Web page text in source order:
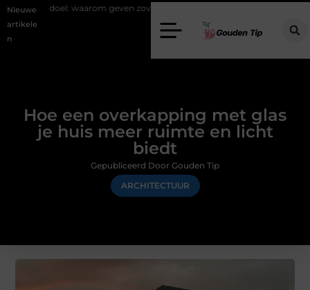
Nieuwe
artikele
n
waarom geven zoveel mensen en wat zijn de mogelijkheden?
Hoe een overkapping met glas
je huis meer ruimte en licht
biedt
ARCHITECTUUR
Gepubliceerd Door Gouden Tip